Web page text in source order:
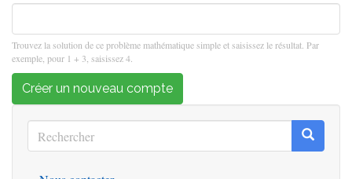
Trouvez la solution de ce problème mathématique simple et saisissez le résultat. Par
exemple, pour 1 + 3, saisissez 4.
Créer un nouveau compte
Rechercher
Rechercher